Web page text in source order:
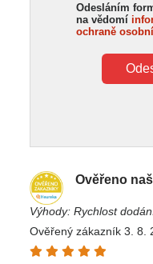
Odesláním
na vědomí
ochraně
Ověřeno
Výhody: Rychlost
Ověřený zákazník 3. 8.